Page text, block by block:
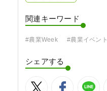
関連キーワード
#農業Week #農業イベント
シェアする